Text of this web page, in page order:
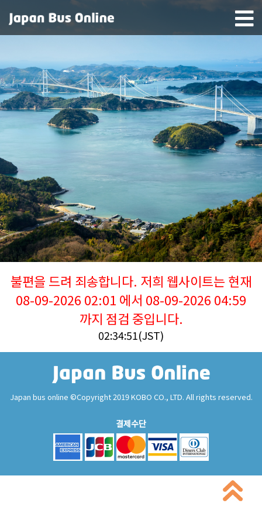
불편을 드려 죄송합니다. 저희 웹사이트는 현재
08-09-2026 02:01 에서 08-09-2026 04:59
까지 점검 중입니다.
02:34:51(JST)
Japan bus online ©Copyright 2019 KOBO CO., LTD. All rights reserved.
결제수단